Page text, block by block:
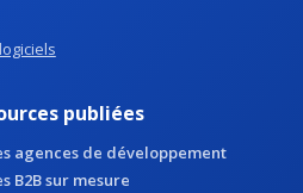
publiées
agences de développement
B2B sur mesure